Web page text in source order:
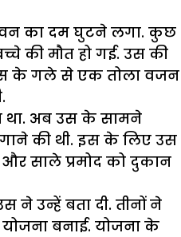
का दम घुटने लगा. कुछ
की मौत हो गई. उस की
के गले से एक तोला वजन
था. अब उस के सामने
की थी. इस के लिए उस
साले प्रमोद को दुकान
ने उन्हें बता दी. तीनों ने
बनाई. योजना के